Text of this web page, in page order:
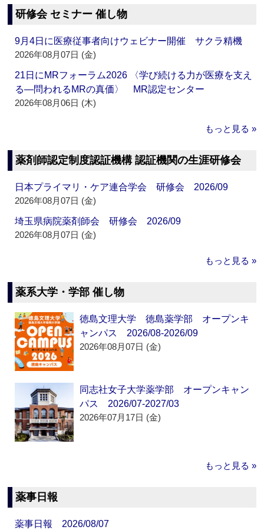
研修会 セミナー 催し物
9月4日に医療従事者向けウェビナー開催 サクラ精機
2026年08月07日 (金)
21日にMRフォーラム2026 〈学び続ける力が医療を支え
る―問われるMRの真価〉 MR認定センター
2026年08月06日 (木)
もっと見る »
薬剤師認定制度認証機構 認証機関の生涯研修会
日本プライマリ・ケア連合学会 研修会 2026/09
2026年08月07日 (金)
埼玉県病院薬剤師会 研修会 2026/09
2026年08月07日 (金)
もっと見る »
薬系大学・学部 催し物
徳島文理大学 徳島薬学部 オープンキ
ャンパス 2026/08-2026/09
2026年08月07日 (金)
同志社女子大学薬学部 オープンキャン
パス 2026/07-2027/03
2026年07月17日 (金)
もっと見る »
薬事日報
薬事日報 2026/08/07